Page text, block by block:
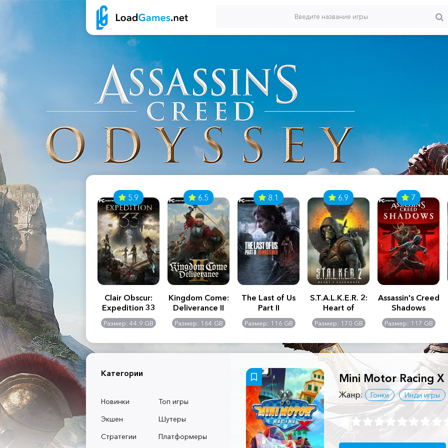
2:
-
GB
Assassin's Creed
Shadows
Размер: 117 GB
5.9
Clair Obscur:
Expedition 33
Размер: 44.9 GB
6.5
Kingdom Come:
Deliverance II
Размер: 164 GB
8.1
The Last of Us
Part II
Remastered
Размер: 116 GB
6.9
S.T.A.L.K.E.R. 2:
Heart of
Chernobyl -
Ultimate Edition
Размер: 170 GB
7
Assassin's Creed
Shadows
Размер: 117 GB
Категории
Новинки
Топ игры
Экшен
Шутеры
Стратегии
Платформеры
Mini Motor Racing X
Жанр: Гонки Инди игры